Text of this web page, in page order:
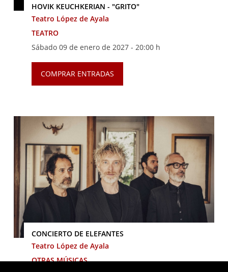
HOVIK KEUCHKERIAN - "GRITO"
Teatro López de Ayala
TEATRO
Sábado 09 de enero de 2027 - 20:00 h
COMPRAR ENTRADAS
CONCIERTO DE ELEFANTES
Teatro López de Ayala
OTRAS MÚSICAS